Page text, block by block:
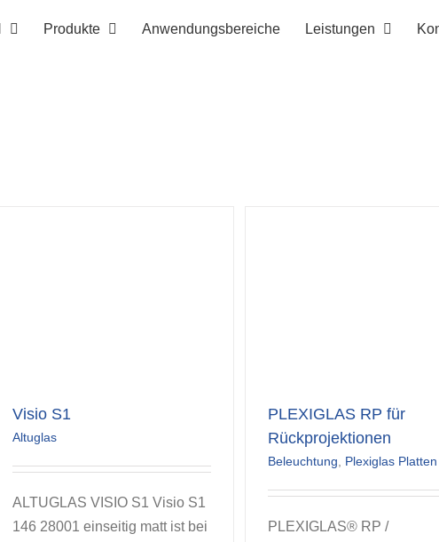
Produkte Anwendungsbereiche Leistungen
Visio S1
Altuglas
ALTUGLAS VISIO S1 Visio S1
146 28001 einseitig matt ist bei
PLEXIGLAS RP für
Rückprojektionen
Beleuchtung, Plexiglas Platten
PLEXIGLAS® RP /